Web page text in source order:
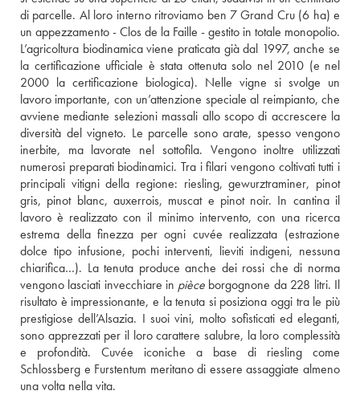
di parcelle. Al loro interno ritroviamo ben 7 Grand Cru (6 ha) e
un appezzamento - Clos de la Faille - gestito in totale monopolio.
L’agricoltura biodinamica viene praticata già dal 1997, anche se
la certificazione ufficiale è stata ottenuta solo nel 2010 (e nel
2000 la certificazione biologica). Nelle vigne si svolge un
lavoro importante, con un’attenzione speciale al reimpianto, che
avviene mediante selezioni massali allo scopo di accrescere la
diversità del vigneto. Le parcelle sono arate, spesso vengono
inerbite, ma lavorate nel sottofila. Vengono inoltre utilizzati
numerosi preparati biodinamici. Tra i filari vengono coltivati tutti i
principali vitigni della regione: riesling, gewurztraminer, pinot
gris, pinot blanc, auxerrois, muscat e pinot noir. In cantina il
lavoro è realizzato con il minimo intervento, con una ricerca
estrema della finezza per ogni cuvée realizzata (estrazione
dolce tipo infusione, pochi interventi, lieviti indigeni, nessuna
chiarifica…). La tenuta produce anche dei rossi che di norma
vengono lasciati invecchiare in pièce borgognone da 228 litri. Il
risultato è impressionante, e la tenuta si posiziona oggi tra le più
prestigiose dell’Alsazia. I suoi vini, molto sofisticati ed eleganti,
sono apprezzati per il loro carattere salubre, la loro complessità
e profondità. Cuvée iconiche a base di riesling come
Schlossberg e Furstentum meritano di essere assaggiate almeno
una volta nella vita.